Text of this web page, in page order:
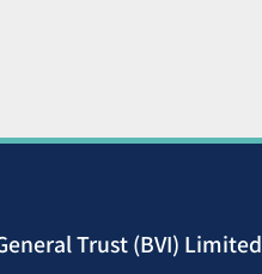
Trust (BVI) Limited